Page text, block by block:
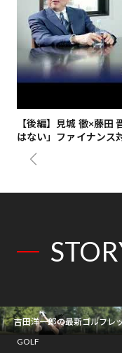
【後編】見城 徹×藤田
はない」ファイナンス
吉田洋一郎の最新ゴルフレ
GOLF